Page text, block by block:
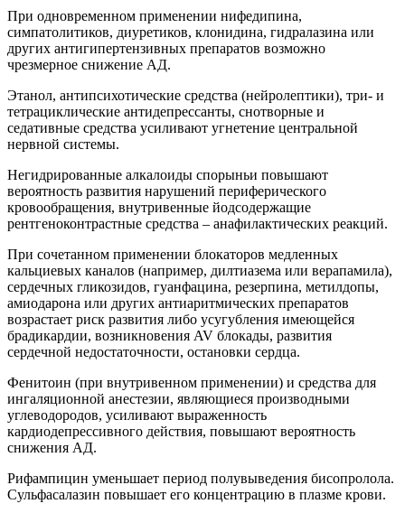
При одновременном применении нифедипина,
симпатолитиков, диуретиков, клонидина, гидралазина или
других антигипертензивных препаратов возможно
чрезмерное снижение АД.
Этанол, антипсихотические средства (нейролептики), три- и
тетрациклические антидепрессанты, снотворные и
седативные средства усиливают угнетение центральной
нервной системы.
Негидрированные алкалоиды спорыньи повышают
вероятность развития нарушений периферического
кровообращения, внутривенные йодсодержащие
рентгеноконтрастные средства – анафилактических реакций.
При сочетанном применении блокаторов медленных
кальциевых каналов (например, дилтиазема или верапамила),
сердечных гликозидов, гуанфацина, резерпина, метилдопы,
амиодарона или других антиаритмических препаратов
возрастает риск развития либо усугубления имеющейся
брадикардии, возникновения AV блокады, развития
сердечной недостаточности, остановки сердца.
Фенитоин (при внутривенном применении) и средства для
ингаляционной анестезии, являющиеся производными
углеводородов, усиливают выраженность
кардиодепрессивного действия, повышают вероятность
снижения АД.
Рифампицин уменьшает период полувыведения бисопролола.
Сульфасалазин повышает его концентрацию в плазме крови.